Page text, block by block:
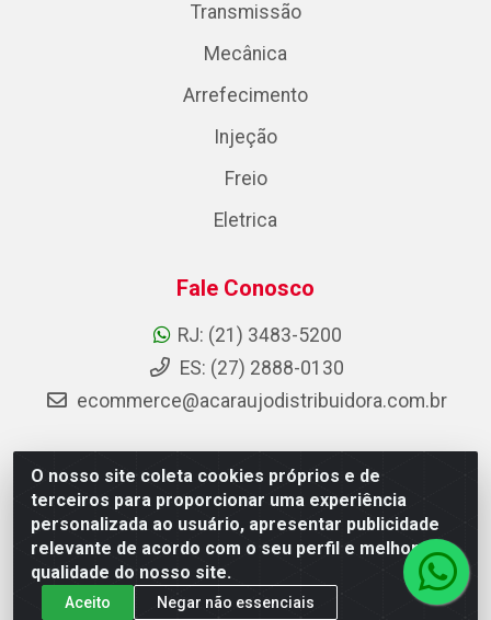
O nosso site coleta cookies próprios e de
terceiros para proporcionar uma experiência
personalizada ao usuário, apresentar publicidade
relevante de acordo com o seu perfil e melhorar a
qualidade do nosso site.
Aceito Negar não essenciais
Transmissão
Mecânica
Arrefecimento
Injeção
Freio
Eletrica
Fale Conosco
RJ: (21) 3483-5200
ES: (27) 2888-0130
ecommerce@acaraujodistribuidora.com.br
AC Araujo Distribuidora - Rua Carneiro de Campos, 42 -
São Cristóvão, Rio de Janeiro/RJ - CEP 20.920-410 -
CNPJ 08.744.753/0003-85